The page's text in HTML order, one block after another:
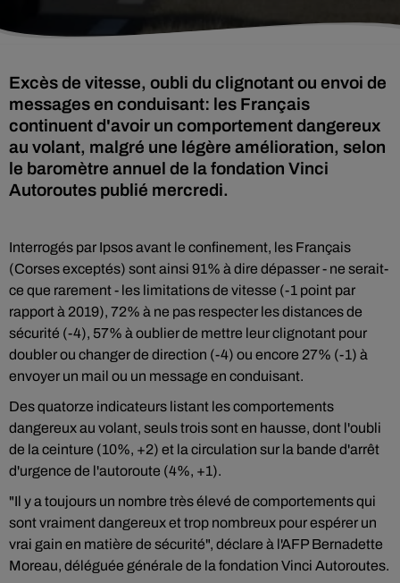
Excès de vitesse, oubli du clignotant ou envoi de
messages en conduisant: les Français
continuent d'avoir un comportement dangereux
au volant, malgré une légère amélioration, selon
le baromètre annuel de la fondation Vinci
Autoroutes publié mercredi.
Interrogés par Ipsos avant le confinement, les Français
(Corses exceptés) sont ainsi 91% à dire dépasser - ne serait-
ce que rarement - les limitations de vitesse (-1 point par
rapport à 2019), 72% à ne pas respecter les distances de
sécurité (-4), 57% à oublier de mettre leur clignotant pour
doubler ou changer de direction (-4) ou encore 27% (-1) à
envoyer un mail ou un message en conduisant.
Des quatorze indicateurs listant les comportements
dangereux au volant, seuls trois sont en hausse, dont l'oubli
de la ceinture (10%, +2) et la circulation sur la bande d'arrêt
d'urgence de l'autoroute (4%, +1).
"Il y a toujours un nombre très élevé de comportements qui
sont vraiment dangereux et trop nombreux pour espérer un
vrai gain en matière de sécurité", déclare à l'AFP Bernadette
Moreau, déléguée générale de la fondation Vinci Autoroutes.